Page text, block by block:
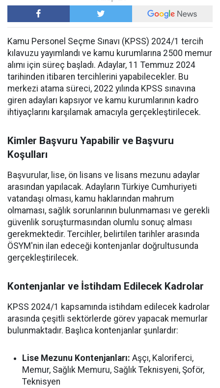
Kamu Personel Seçme Sınavı (KPSS) 2024/1 tercih
kılavuzu yayımlandı ve kamu kurumlarına 2500 memur
alımı için süreç başladı. Adaylar, 11 Temmuz 2024
tarihinden itibaren tercihlerini yapabilecekler. Bu
merkezi atama süreci, 2022 yılında KPSS sınavına
giren adayları kapsıyor ve kamu kurumlarının kadro
ihtiyaçlarını karşılamak amacıyla gerçekleştirilecek.
Kimler Başvuru Yapabilir ve Başvuru
Koşulları
Başvurular, lise, ön lisans ve lisans mezunu adaylar
arasından yapılacak. Adayların Türkiye Cumhuriyeti
vatandaşı olması, kamu haklarından mahrum
olmaması, sağlık sorunlarının bulunmaması ve gerekli
güvenlik soruşturmasından olumlu sonuç alması
gerekmektedir. Tercihler, belirtilen tarihler arasında
ÖSYM'nin ilan edeceği kontenjanlar doğrultusunda
gerçekleştirilecek.
Kontenjanlar ve İstihdam Edilecek Kadrolar
KPSS 2024/1 kapsamında istihdam edilecek kadrolar
arasında çeşitli sektörlerde görev yapacak memurlar
bulunmaktadır. Başlıca kontenjanlar şunlardır:
Lise Mezunu Kontenjanları: Aşçı, Kaloriferci,
Memur, Sağlık Memuru, Sağlık Teknisyeni, Şoför,
Teknisyen